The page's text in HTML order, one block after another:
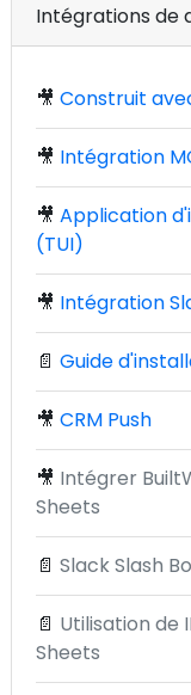
Intégrations de
🎥 Construit
🎥 Intégration
🎥 Application
(TUI)
🎥 Intégration
📄 Guide
🎥 CRM Push
🎥 Intégrer
Sheets
📄 Slack Slash
📄 Utilisation de
Sheets